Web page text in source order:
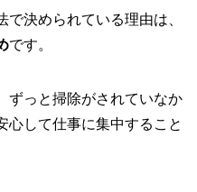
決められている理由は、
です。
ずっと掃除がされていなか
心して仕事に集中すること